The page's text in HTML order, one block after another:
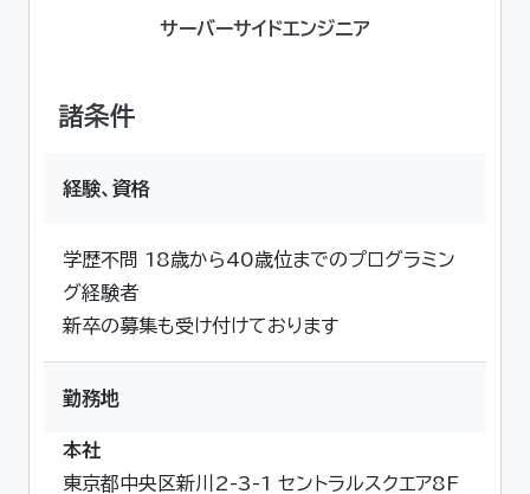
サーバーサイドエンジニア
諸条件
経験、資格
学歴不問 18歳から40歳位までのプログラミン
グ経験者
新卒の募集も受け付けております
勤務地
本社
東京都中央区新川2-3-1 セントラルスクエア8F